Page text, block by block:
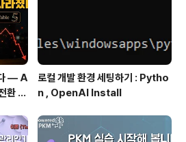
는 한 가지 방법일 뿐입
— A
환 사
로컬 개발 환경 세팅하기 : Pytho
n , OpenAI Install